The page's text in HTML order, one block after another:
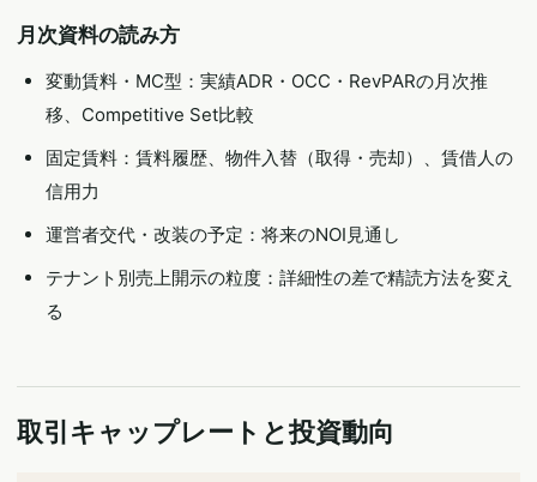
月次資料の読み方
変動賃料・MC型：実績ADR・OCC・RevPARの月次推
移、Competitive Set比較
固定賃料：賃料履歴、物件入替（取得・売却）、賃借人の
信用力
運営者交代・改装の予定：将来のNOI見通し
テナント別売上開示の粒度：詳細性の差で精読方法を変え
る
取引キャップレートと投資動向